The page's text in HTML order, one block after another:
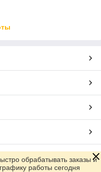
обрабатывать заказы и
работы сегодня